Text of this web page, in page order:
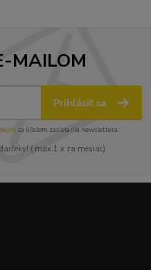
MAILOM
Prihlásiť sa
za účelom zasielania newslettera.
( max.1 x za mesiac)